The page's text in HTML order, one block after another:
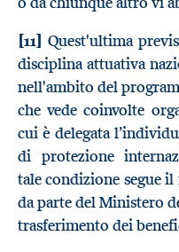
[11] Quest'ultima
disciplina attuativa
nell'ambito del
che vede coinvolte
cui è delegata
di protezione
tale condizione segue
da parte del Ministero
trasferimento dei